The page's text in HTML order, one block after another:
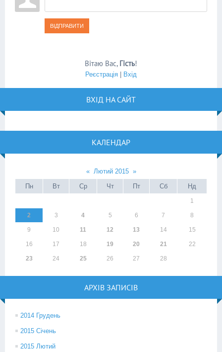
ВІДПРАВИТИ
Вітаю Вас, Гість!
Реєстрація Вхід
ВХІД НА САЙТ
КАЛЕНДАР
« Лютий 2015 »
Пн
Вт Ср Чт Пт Сб Нд
1
2 3 4 5 6 7 8
9 10 11 12 13 14 15
16 17 18 19 20 21 22
23 24 25 26 27 28
АРХІВ ЗАПИСІВ
2014 Грудень
2015 Січень
2015 Лютий